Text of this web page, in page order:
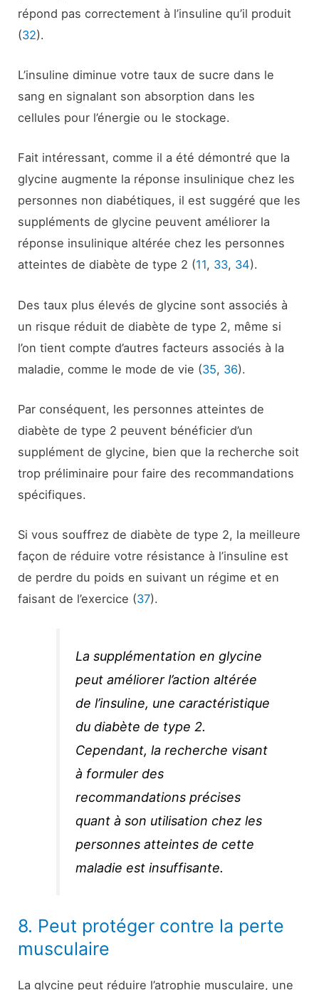
répond pas correctement à l’insuline qu’il produit
(32).
L’insuline diminue votre taux de sucre dans le
sang en signalant son absorption dans les
cellules pour l’énergie ou le stockage.
Fait intéressant, comme il a été démontré que la
glycine augmente la réponse insulinique chez les
personnes non diabétiques, il est suggéré que les
suppléments de glycine peuvent améliorer la
réponse insulinique altérée chez les personnes
atteintes de diabète de type 2 (11, 33, 34).
Des taux plus élevés de glycine sont associés à
un risque réduit de diabète de type 2, même si
l’on tient compte d’autres facteurs associés à la
maladie, comme le mode de vie (35, 36).
Par conséquent, les personnes atteintes de
diabète de type 2 peuvent bénéficier d’un
supplément de glycine, bien que la recherche soit
trop préliminaire pour faire des recommandations
spécifiques.
Si vous souffrez de diabète de type 2, la meilleure
façon de réduire votre résistance à l’insuline est
de perdre du poids en suivant un régime et en
faisant de l’exercice (37).
La supplémentation en glycine
peut améliorer l’action altérée
de l’insuline, une caractéristique
du diabète de type 2.
Cependant, la recherche visant
à formuler des
recommandations précises
quant à son utilisation chez les
personnes atteintes de cette
maladie est insuffisante.
8. Peut protéger contre la perte
musculaire
La glycine peut réduire l’atrophie musculaire, une